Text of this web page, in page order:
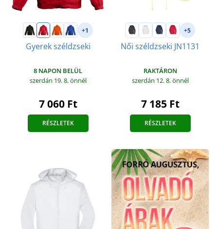
+1
Gyerek széldzseki
8 NAPON BELÜL
szerdán 19. 8.önnél
7 060 Ft
RÉSZLETEK
+5
Női széldzseki JN1131
RAKTÁRON
szerdán 12. 8.önnél
7 185 Ft
RÉSZLETEK